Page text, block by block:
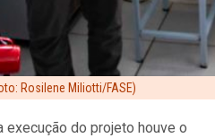
Rosilene Miliotti/FASE)
execução do projeto houve o